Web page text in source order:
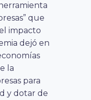
que
impacto
dejó en
la
para
y dotar de